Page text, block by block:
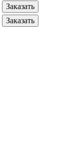
Заказать
Заказать